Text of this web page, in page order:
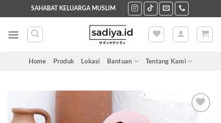
to
content
SAHABAT KELUARGA MUSLIM
Home Produk Lokasi Bantuan Tentang Kami